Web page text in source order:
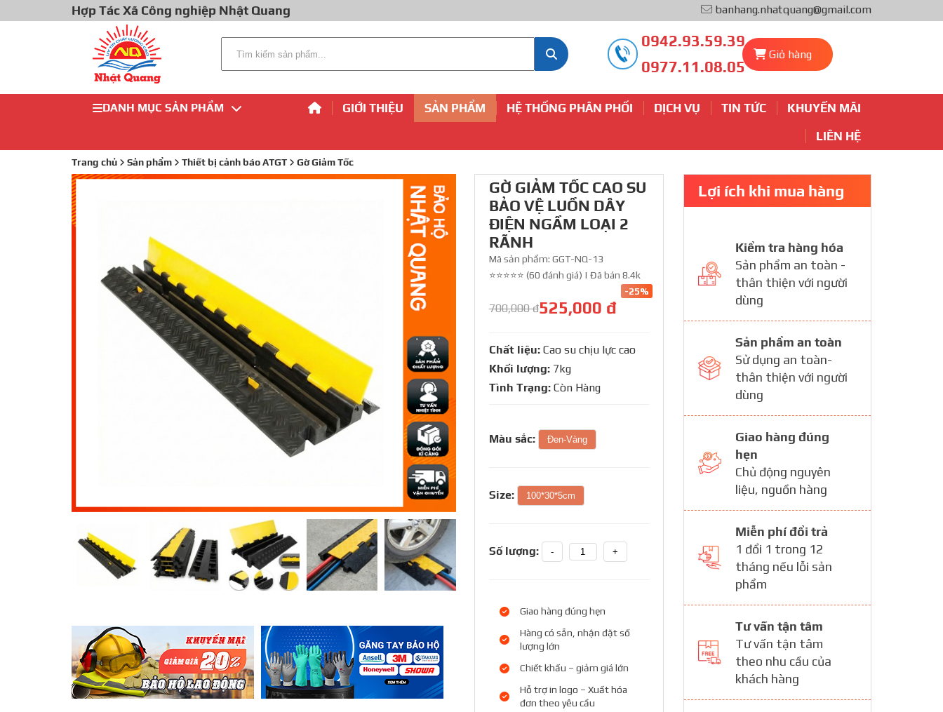
Hợp Tác Xã Công nghiệp Nhật Quang banhang.nhatquang@gmail.com
0942.93.59.39
0977.11.08.05
Giỏ hàng
DANH MỤC SẢN PHẨM GIỚI THIỆU SẢN PHẨM HỆ THỐNG PHÂN PHỐI DỊCH VỤ TIN TỨC
KHUYẾN MÃI
LIÊN HỆ
Trang chủ Sản phẩm Thiết bị cảnh báo ATGT Gờ Giảm Tốc
GỜ GIẢM TỐC CAO SU
BẢO VỆ LUỒN DÂY
ĐIỆN NGẦM LOẠI 2
RÃNH
Mã sản phẩm: GGT-NQ-13
⭐⭐⭐⭐⭐ (60 đánh giá) | Đã bán 8.4k
700,000 đ525,000 đ
-25%
Chất liệu: Cao su chịu lực cao
Khối lượng: 7kg
Tình Trạng: Còn Hàng
Màu sắc: Đen-Vàng
Size: 100*30*5cm
Số lượng: - +
Giao hàng đúng hẹn
Hàng có sẵn, nhận đặt số
lượng lớn
Chiết khấu – giảm giá lớn
Hỗ trợ in logo – Xuất hóa
đơn theo yêu cầu
Lợi ích khi mua hàng
Kiểm tra hàng hóa
Sản phẩm an toàn -
thân thiện với người
dùng
Sản phẩm an toàn
Sử dụng an toàn-
thân thiện với người
dùng
Giao hàng đúng
hẹn
Chủ động nguyên
liệu, nguồn hàng
Miễn phí đổi trả
1 đổi 1 trong 12
tháng nếu lỗi sản
phẩm
Tư vấn tận tâm
Tư vấn tận tâm
theo nhu cầu của
khách hàng